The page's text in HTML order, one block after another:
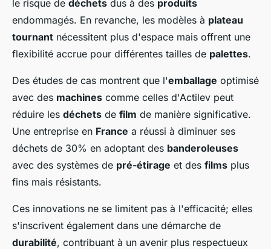
le risque de déchets dus à des produits
endommagés. En revanche, les modèles à plateau
tournant nécessitent plus d'espace mais offrent une
flexibilité accrue pour différentes tailles de palettes.
Des études de cas montrent que l'emballage optimisé
avec des machines comme celles d'Actilev peut
réduire les déchets de film de manière significative.
Une entreprise en France a réussi à diminuer ses
déchets de 30% en adoptant des banderoleuses
avec des systèmes de pré-étirage et des films plus
fins mais résistants.
Ces innovations ne se limitent pas à l'efficacité; elles
s'inscrivent également dans une démarche de
durabilité, contribuant à un avenir plus respectueux